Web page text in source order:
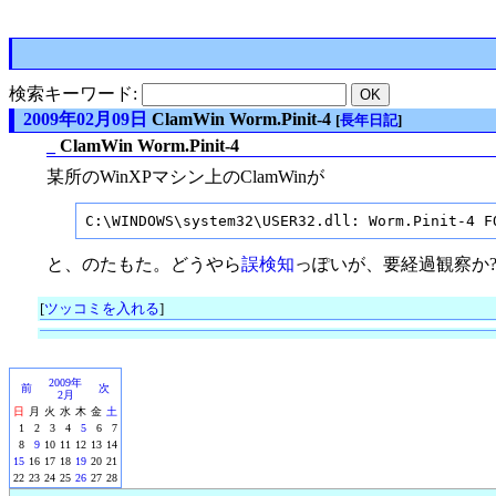
検索キーワード:
2009年02月09日 ClamWin Worm.Pinit-4 [長年日記]
ClamWin Worm.Pinit-4
某所のWinXPマシン上のClamWinが
C:\WINDOWS\system32\USER32.dll: Worm.Pinit-4
と、のたもた。どうやら誤検知っぽいが、要経過観察か?
[ツッコミを入れる]
前
2009年
2月
次
日
月 火 水 木 金 土
1
2 3 4 5 6
7
8
9 10 11 12 13 14
15 16 17 18 19 20 21
22 23 24 25 26 27 28